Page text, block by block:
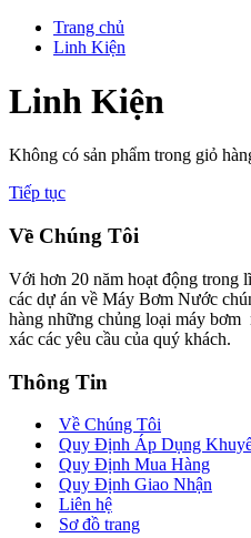
Trang chủ
Linh Kiện
Linh Kiện
Không có sản phẩm trong giỏ
Tiếp tục
Về Chúng Tôi
Với hơn 20 năm hoạt động trong
các dự án về Máy Bơm Nước
hàng những chủng loại máy
xác các yêu cầu của quý khách.
Thông Tin
Về Chúng Tôi
Quy Định Áp Dụng
Quy Định Mua Hàng
Quy Định Giao Nhận
Liên hệ
Sơ đồ trang